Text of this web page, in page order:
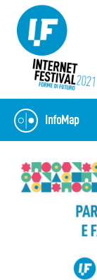
content
InfoMap